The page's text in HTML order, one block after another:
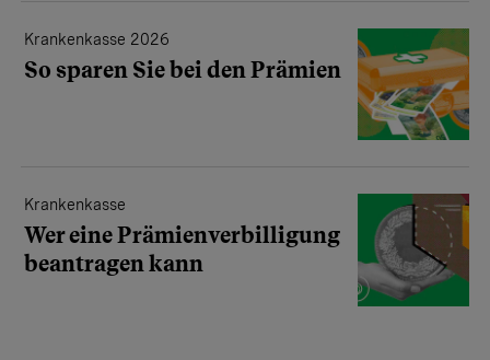
Krankenkasse 2026
So sparen Sie bei den Prämien
Krankenkasse
Wer eine Prämienverbilligung
beantragen kann